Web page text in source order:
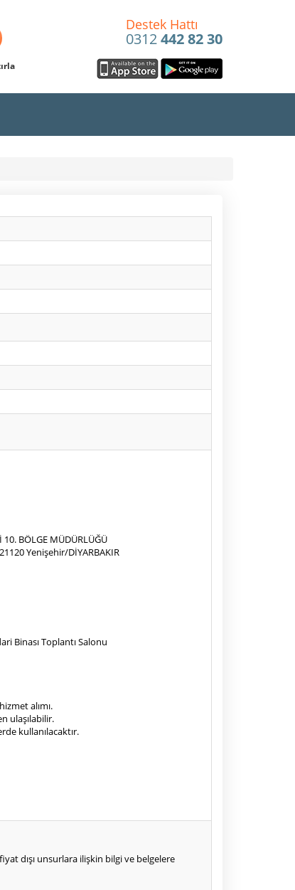
Destek Hattı
0312442 82 30
10. BÖLGE MÜDÜRLÜĞÜ
Yenişehir/DİYARBAKIR
Binası Toplantı Salonu
alımı.
ulaşılabilir.
kullanılacaktır.
dışı unsurlara ilişkin bilgi ve belgelere